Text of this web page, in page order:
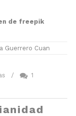
de freepik
Guerrero Cuan
/
1